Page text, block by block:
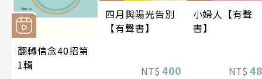
翻轉信念40招第
1輯
四月與陽光告別
【有聲書】
NT$ 400
小婦人【有聲
書】
NT$